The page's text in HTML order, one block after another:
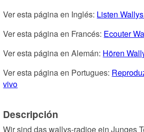
Ver esta página en Inglés: Listen
Ver esta página en Francés: Ecouter
Ver esta página en Alemán: Hören
Ver esta página en Portugues:
vivo
Descripción
Wir sind das wallys-radioe ein Junges